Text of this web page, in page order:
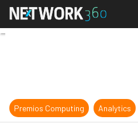
El
Premios Computing Analytics